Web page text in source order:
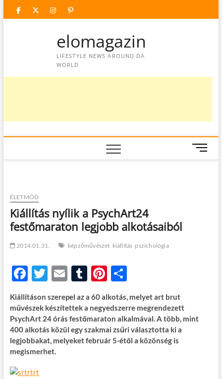
facebooktwitter
instagram
googleplus
pinterest
elomagazin
LIFESTYLE NEWS AROUND DA
WORLD
M
e
ÉLETMÓD
Kiállítás nyílik a PsychArt24
festőmaraton legjobb alkotásaiból
2014.01.31. képzőművészet kiállítás pszichológia
F
ac
e
b
o
o
k
T
itt
er
E
m
ail
T
u
m
bl
r
Pi
nt
er
es
t
O
ss
za
m
e
Kiállításon szerepel az a 60 alkotás, melyet art brut
művészek készítettek a negyedszerre megrendezett
PsychArt 24 órás festőmaraton alkalmával. A több, mint
400 alkotás közül egy szakmai zsűri választotta ki a
legjobbakat, melyeket február 5-étől a közönség is
megismerhet.